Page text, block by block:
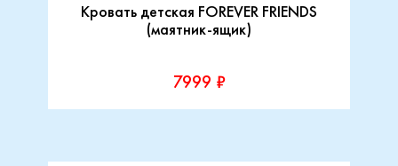
Кровать детская FOREVER FRIENDS
(маятник-ящик)
7999 ₽